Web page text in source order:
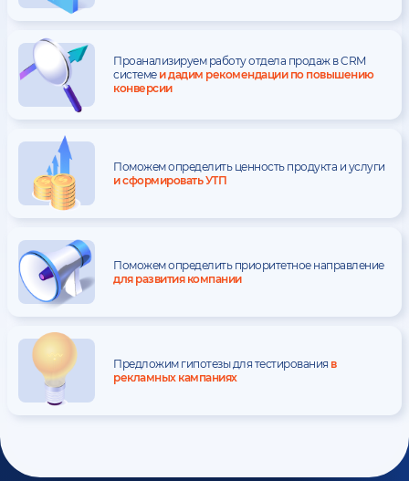
Проанализируем работу отдела продаж в CRM
системе и дадим рекомендации по повышению
конверсии
Поможем определить ценность продукта и услуги
и сформировать УТП
Поможем определить приоритетное направление
для развития компании
Предложим гипотезы для тестирования в
рекламных кампаниях